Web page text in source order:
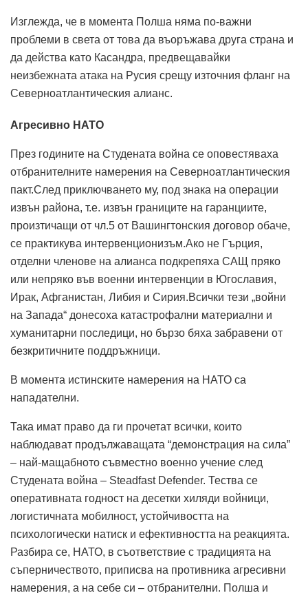
Изглежда, че в момента Полша няма по-важни
проблеми в света от това да въоръжава друга страна и
да действа като Касандра, предвещавайки
неизбежната атака на Русия срещу източния фланг на
Северноатлантическия алианс.
Агресивно НАТО
През годините на Студената война се оповестяваха
отбранителните намерения на Северноатлантическия
пакт.След приключването му, под знака на операции
извън района, т.е. извън границите на гаранциите,
произтичащи от чл.5 от Вашингтонския договор обаче,
се практикува интервенционизъм.Ако не Гърция,
отделни членове на алианса подкрепяха САЩ пряко
или непряко във военни интервенции в Югославия,
Ирак, Афганистан, Либия и Сирия.Всички тези „войни
на Запада“ донесоха катастрофални материални и
хуманитарни последици, но бързо бяха забравени от
безкритичните поддръжници.
В момента истинските намерения на НАТО са
нападателни.
Така имат право да ги прочетат всички, които
наблюдават продължаващата “демонстрация на сила”
– най-мащабното съвместно военно учение след
Студената война – Steadfast Defender. Тества се
оперативната годност на десетки хиляди войници,
логистичната мобилност, устойчивостта на
психологически натиск и ефективността на реакцията.
Разбира се, НАТО, в съответствие с традицията на
съперничеството, приписва на противника агресивни
намерения, а на себе си – отбранителни. Полша и